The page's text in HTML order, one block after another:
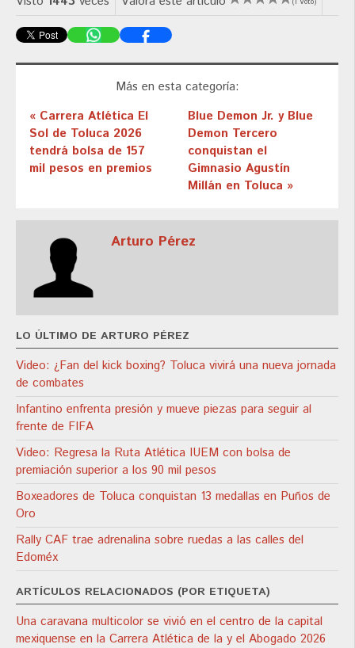
(1 Voto)
Más en esta categoría:
« Carrera Atlética El
Sol de Toluca 2026
tendrá bolsa de 157
mil pesos en premios
Blue Demon Jr. y Blue
Demon Tercero
conquistan el
Gimnasio Agustín
Millán en Toluca »
Arturo Pérez
LO ÚLTIMO DE ARTURO PÉREZ
Video: ¿Fan del kick boxing? Toluca vivirá una nueva jornada
de combates
Infantino enfrenta presión y mueve piezas para seguir al
frente de FIFA
Video: Regresa la Ruta Atlética IUEM con bolsa de
premiación superior a los 90 mil pesos
Boxeadores de Toluca conquistan 13 medallas en Puños de
Oro
Rally CAF trae adrenalina sobre ruedas a las calles del
Edoméx
ARTÍCULOS RELACIONADOS (POR ETIQUETA)
Una caravana multicolor se vivió en el centro de la capital
mexiquense en la Carrera Atlética de la y el Abogado 2026